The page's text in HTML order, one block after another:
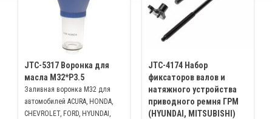
JTC-5317 Воронка для
масла М32*Р3.5
Заливная воронка М32 для
автомобилей ACURA, HONDA,
CHEVROLET, FORD, HYUNDAI,
JTC-4174 Набор
фиксаторов валов и
натяжного устройства
приводного ремня ГРМ
(HYUNDAI, MITSUBISHI)